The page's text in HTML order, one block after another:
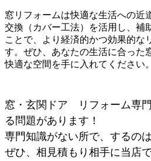
窓リフォームは快適な生活への近
交換（カバー工法）を活用し、補
ことで、より経済的かつ効果的な
す。ぜひ、あなたの生活に合った
快適な空間を手に入れてください。
窓・玄関ドア リフォーム専
る問題があります！
専門知識がない所で、するの
ぜひ、相見積もり相手に当店